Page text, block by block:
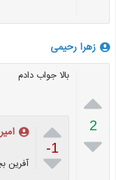
زهرا رحیمی

2

بالا جواب دادم

-1
 آفرین